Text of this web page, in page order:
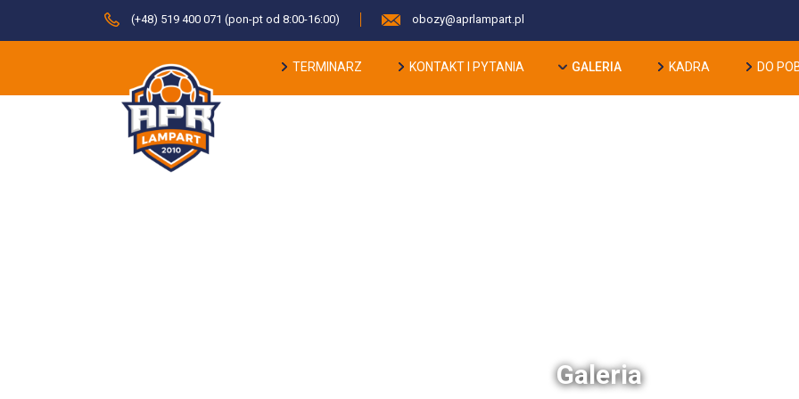
(+48) 519 400 071 (pon-pt od 8:00-16:00) obozy@aprlampart.pl
TERMINARZ KONTAKT I PYTANIA GALERIA KADRA DO
Galeria